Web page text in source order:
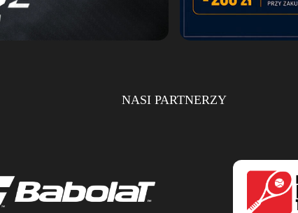
NASI PARTNERZY